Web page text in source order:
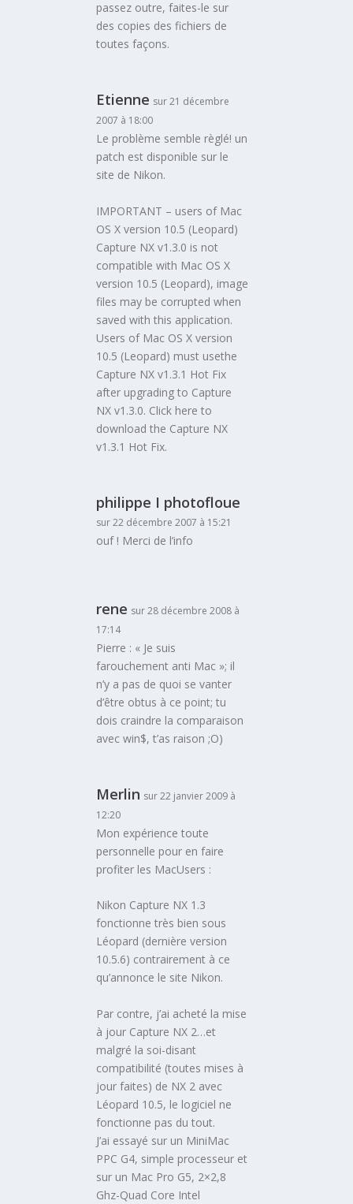
passez outre, faites-le sur
des copies des fichiers de
toutes façons.
Etienne sur 21 décembre
2007 à 18:00
Le problème semble règlé! un
patch est disponible sur le
site de Nikon.
IMPORTANT – users of Mac
OS X version 10.5 (Leopard)
Capture NX v1.3.0 is not
compatible with Mac OS X
version 10.5 (Leopard), image
files may be corrupted when
saved with this application.
Users of Mac OS X version
10.5 (Leopard) must usethe
Capture NX v1.3.1 Hot Fix
after upgrading to Capture
NX v1.3.0. Click here to
download the Capture NX
v1.3.1 Hot Fix.
philippe I photofloue
sur 22 décembre 2007 à 15:21
ouf ! Merci de l’info
rene sur 28 décembre 2008 à
17:14
Pierre : « Je suis
farouchement anti Mac »; il
n’y a pas de quoi se vanter
d’être obtus à ce point; tu
dois craindre la comparaison
avec win$, t’as raison ;O)
Merlin sur 22 janvier 2009 à
12:20
Mon expérience toute
personnelle pour en faire
profiter les MacUsers :
Nikon Capture NX 1.3
fonctionne très bien sous
Léopard (dernière version
10.5.6) contrairement à ce
qu’annonce le site Nikon.
Par contre, j’ai acheté la mise
à jour Capture NX 2…et
malgré la soi-disant
compatibilité (toutes mises à
jour faites) de NX 2 avec
Léopard 10.5, le logiciel ne
fonctionne pas du tout.
J’ai essayé sur un MiniMac
PPC G4, simple processeur et
sur un Mac Pro G5, 2×2,8
Ghz-Quad Core Intel